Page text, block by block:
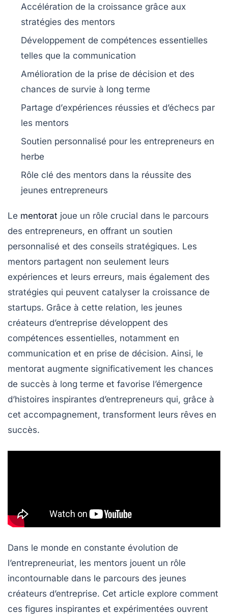
Accélération de la croissance grâce aux
stratégies des mentors
Développement de compétences essentielles
telles que la communication
Amélioration de la prise de décision et des
chances de survie à long terme
Partage d’expériences réussies et d’échecs par
les mentors
Soutien personnalisé pour les entrepreneurs en
herbe
Rôle clé des mentors dans la réussite des
jeunes entrepreneurs
Le mentorat joue un rôle crucial dans le parcours
des entrepreneurs, en offrant un soutien
personnalisé et des conseils stratégiques. Les
mentors partagent non seulement leurs
expériences et leurs erreurs, mais également des
stratégies qui peuvent catalyser la croissance de
startups. Grâce à cette relation, les jeunes
créateurs d’entreprise développent des
compétences essentielles, notamment en
communication et en prise de décision. Ainsi, le
mentorat augmente significativement les chances
de succès à long terme et favorise l’émergence
d’histoires inspirantes d’entrepreneurs qui, grâce à
cet accompagnement, transforment leurs rêves en
succès.
Dans le monde en constante évolution de
l’entrepreneuriat, les mentors jouent un rôle
incontournable dans le parcours des jeunes
créateurs d’entreprise. Cet article explore comment
ces figures inspirantes et expérimentées ouvrent